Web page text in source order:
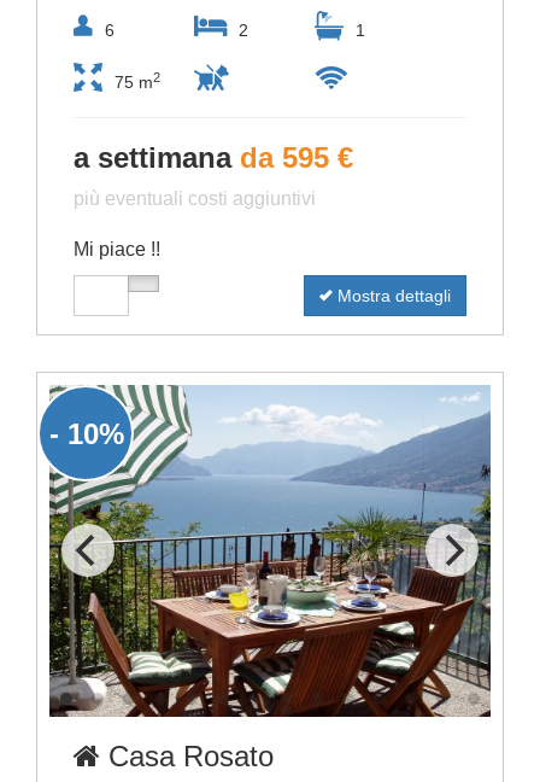
6 2 1
75 m2
a settimana da 595 €
più eventuali costi aggiuntivi
Mi piace !!
Mostra dettagli
- 10%
Casa Rosato